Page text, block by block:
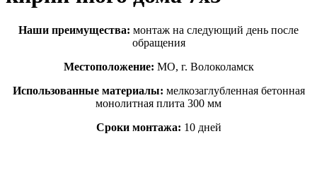
Наши преимущества: монтаж на следующий день после
обращения
Местоположение: МО, г. Волоколамск
Использованные материалы: мелкозаглубленная бетонная
монолитная плита 300 мм
Сроки монтажа: 10 дней